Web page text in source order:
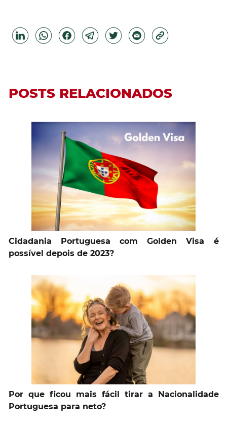
POSTS RELACIONADOS
Cidadania Portuguesa com Golden Visa é
possível depois de 2023?
Por que ficou mais fácil tirar a Nacionalidade
Portuguesa para neto?